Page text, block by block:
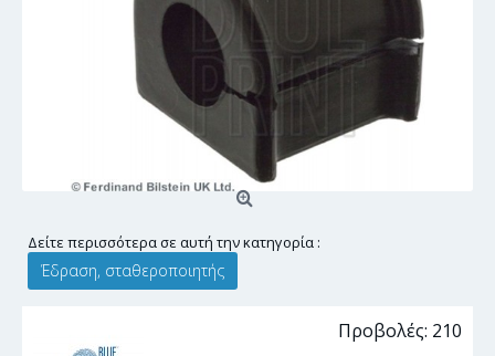
Δείτε περισσότερα σε αυτή την κατηγορία :
Έδραση, σταθεροποιητής
Προβολές: 210